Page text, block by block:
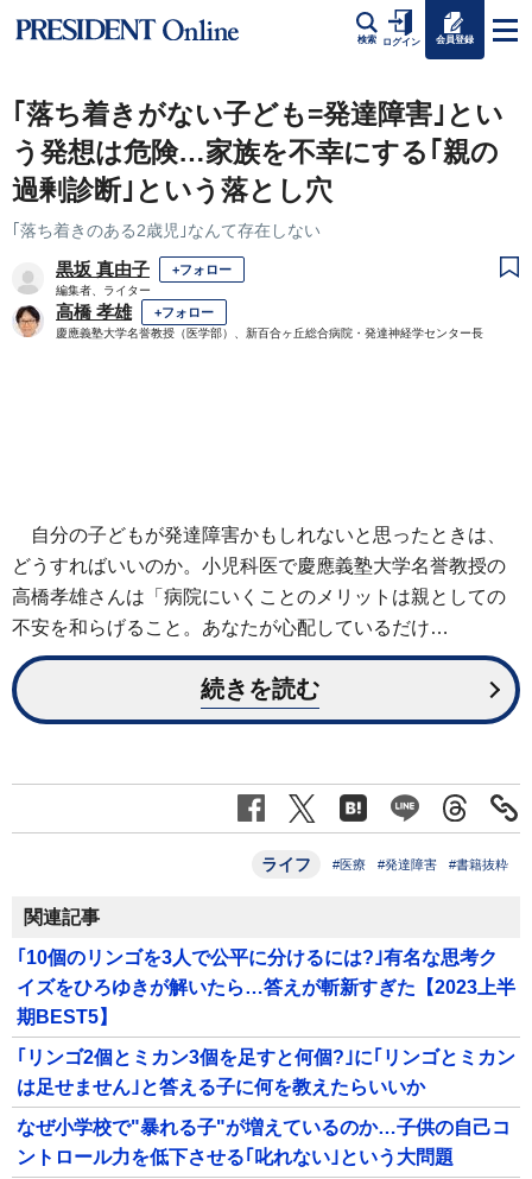
検索 ログイン 会員登録
｢落ち着きがない子ども=発達障害｣とい
う発想は危険…家族を不幸にする｢親の
過剰診断｣という落とし穴
｢落ち着きのある2歳児｣なんて存在しない
黒坂 真由子 +フォロー
編集者、ライター
高橋 孝雄 +フォロー
慶應義塾大学名誉教授（医学部）、新百合ヶ丘総合病院・発達神経学センター長
自分の子どもが発達障害かもしれないと思ったときは、
どうすればいいのか。小児科医で慶應義塾大学名誉教授の
高橋孝雄さんは「病院にいくことのメリットは親としての
不安を和らげること。あなたが心配しているだけ…
続きを読む
ライフ #医療 #発達障害 #書籍抜粋
関連記事
｢10個のリンゴを3人で公平に分けるには?｣有名な思考ク
イズをひろゆきが解いたら…答えが斬新すぎた【2023上半
期BEST5】
｢リンゴ2個とミカン3個を足すと何個?｣に｢リンゴとミカン
は足せません｣と答える子に何を教えたらいいか
なぜ小学校で"暴れる子"が増えているのか…子供の自己コ
ントロール力を低下させる｢叱れない｣という大問題